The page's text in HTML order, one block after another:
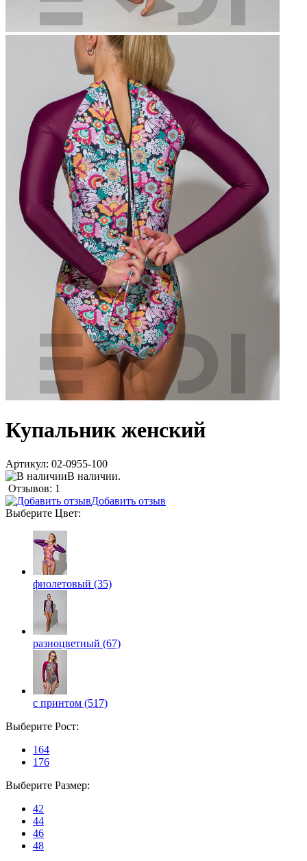
Купальник женский
Артикул: 02-0955-100
В наличии.
Отзывов: 1
Добавить отзыв
Выберите Цвет:
фиолетовый (35)
разноцветный (67)
с принтом (517)
Выберите Рост:
164
176
Выберите Размер:
42
44
46
48